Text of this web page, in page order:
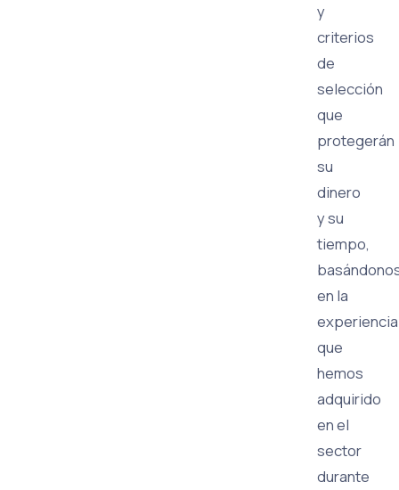
y
criterios
de
selección
que
protegerán
su
dinero
y su
tiempo,
en la
experiencia
que
hemos
adquirido
en el
sector
durante